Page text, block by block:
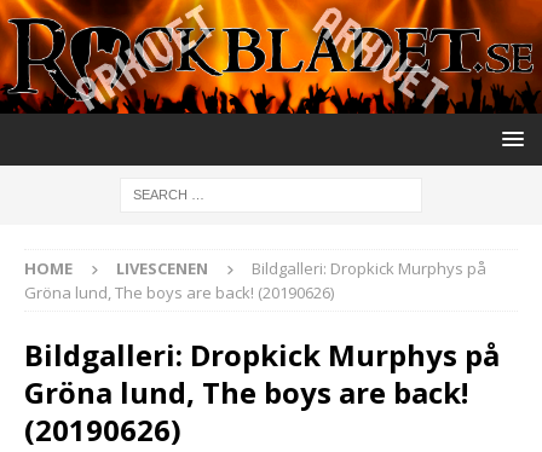
HOME LIVESCENEN
Bildgalleri: Dropkick Murphys på
Gröna lund, The boys are back! (20190626)
Bildgalleri: Dropkick Murphys på
Gröna lund, The boys are back!
(20190626)